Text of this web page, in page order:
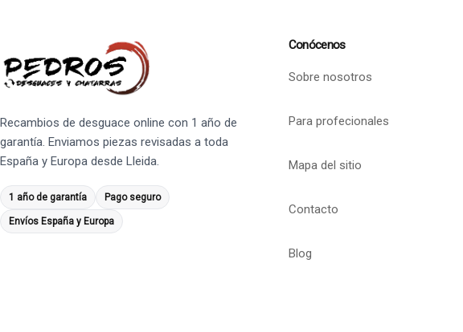
Recambios de desguace online con 1 año de
garantía. Enviamos piezas revisadas a toda
España y Europa desde Lleida.
1 año de garantía Pago seguro
Envíos España y Europa
Conócenos
Sobre nosotros
Para profecionales
Mapa del sitio
Contacto
Blog